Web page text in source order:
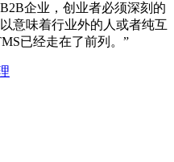
企业，创业者必须深刻的
意味着行业外的人或者纯互
已经走在了前列。”